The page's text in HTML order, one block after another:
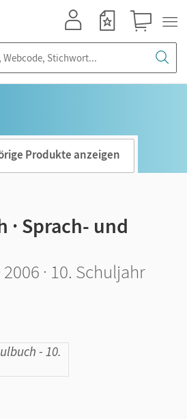
Produkte anzeigen
· Sprach- und
· 10. Schuljahr